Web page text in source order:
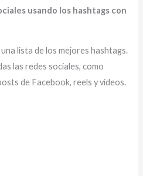
usando los hashtags con
lista de los mejores hashtags.
las redes sociales, como
de Facebook, reels y vídeos.